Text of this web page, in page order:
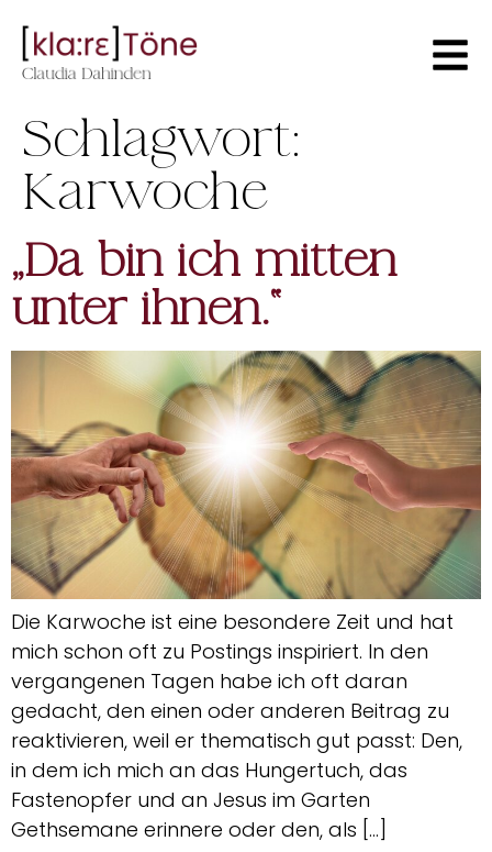
Schlagwort:
Karwoche
„Da bin ich mitten
unter ihnen.“
Die Karwoche ist eine besondere Zeit und hat
mich schon oft zu Postings inspiriert. In den
vergangenen Tagen habe ich oft daran
gedacht, den einen oder anderen Beitrag zu
reaktivieren, weil er thematisch gut passt: Den,
in dem ich mich an das Hungertuch, das
Fastenopfer und an Jesus im Garten
Gethsemane erinnere oder den, als […]